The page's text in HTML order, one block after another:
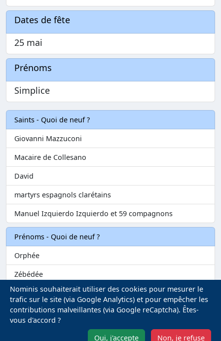
Dates de fête
25 mai
Prénoms
Simplice
Saints - Quoi de neuf ?
Giovanni Mazzuconi
Macaire de Collesano
David
martyrs espagnols clarétains
Manuel Izquierdo Izquierdo et 59 compagnons
Prénoms - Quoi de neuf ?
Orphée
Zébédée
Melvil
Matilin
Nominis souhaiterait utiliser des cookies pour mesurer le
trafic sur le site (via Google Analytics) et pour empêcher les
contributions malveillantes (via Google reCaptcha). Êtes-
vous d'accord ?
Oui, j'accepte
Non, je refuse